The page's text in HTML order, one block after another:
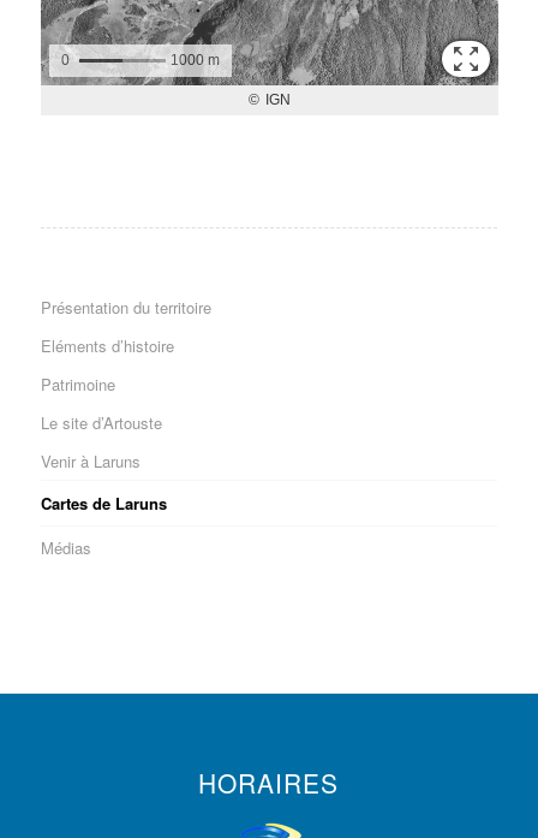
Présentation du territoire
Eléments d’histoire
Patrimoine
Le site d’Artouste
Venir à Laruns
Cartes de Laruns
Médias
HORAIRES